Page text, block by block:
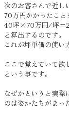
次のお客さんで近し
70万円かかったこと
40坪×70万円/坪＝
と算出するのです。
これが坪単価の使い
ここで覚えていて
という事です。
なぜかというと実際
のは姿かたちがまっ